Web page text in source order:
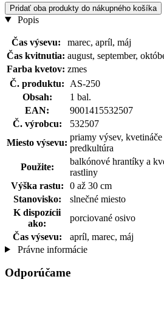
Pridať oba produkty do nákupného košíka
Popis
Čas výsevu:
marec, apríl, máj
Čas kvitnutia: august, september,
Farba kvetov: zmes
Č. produktu:
AS-250
Obsah:
1 bal.
EAN:
9001415532507
Č. výrobcu:
532507
Miesto výsevu:
priamy výsev,
predkultúra
Použite:
balkónové hrantíky a
rastliny
Výška rastu:
0 až 30 cm
Stanovisko:
slnečné miesto
K dispozícii
ako:
porciované osivo
Čas výsevu:
apríl, marec, máj
Právne informácie
Odporúčame